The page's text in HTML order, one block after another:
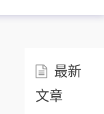
最新
文章